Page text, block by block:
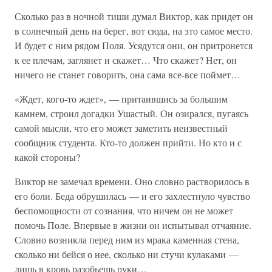
Сколько раз в ночной тиши думал Виктор, как придет он
в солнечный день на берег, вот сюда, на это самое место.
И будет с ним рядом Поля. Усядутся они, он притронется
к ее плечам, заглянет и скажет… Что скажет? Нет, он
ничего не станет говорить, она сама все-все поймет…
«Ждет, кого-то ждет», — притаившись за большим
камнем, строил догадки Ушастый. Он озирался, пугаясь
самой мысли, что его может заметить неизвестный
сообщник студента. Кто-то должен прийти. Но кто и с
какой стороны?
Виктор не замечал времени. Оно словно растворилось в
его боли. Беда обрушилась — и его захлестнуло чувство
беспомощности от сознания, что ничем он не может
помочь Поле. Впервые в жизни он испытывал отчаяние.
Словно возникла перед ним из мрака каменная стена,
сколько ни бейся о нее, сколько ни стучи кулаками —
лишь в кровь разобьешь руки…